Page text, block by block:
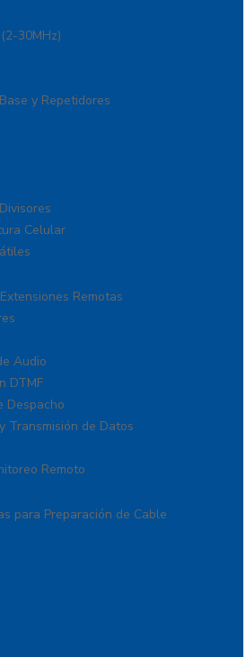
30MHz)
y Repetidores
Celular
y SolucionesRemotas
Audio
DTMF
Despacho
Transmisión de Datos
Remoto
para Preparación de Cable